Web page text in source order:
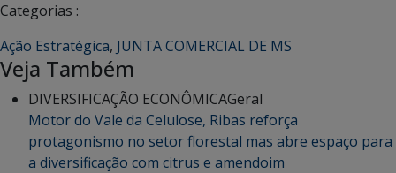
Categorias :
Ação Estratégica, JUNTA COMERCIAL DE MS
Veja Também
DIVERSIFICAÇÃO ECONÔMICAGeral
Motor do Vale da Celulose, Ribas reforça
protagonismo no setor florestal mas abre espaço para
a diversificação com citrus e amendoim